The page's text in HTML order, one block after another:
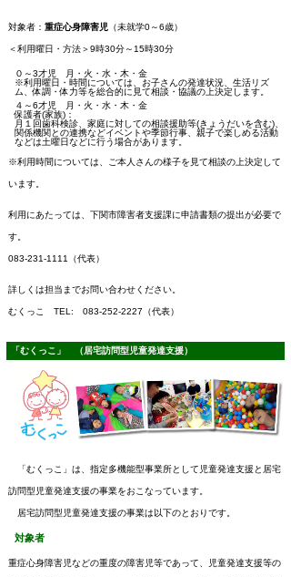
対象者：重症心身障害児 （未就学0～6歳）
＜利用曜日・方法＞9時30分～15時30分
０～3才児 月・火・水・木・金
※利用曜日・時間については、お子さんの発達状況、生活リズ
ム、体調・体力等を総合的に見て相談・協議の上決定します。
４～6才児 月・火・水・木・金
保護者(家族)：
月１回歯科検診、家庭に対しての相談援助等(きょうだいを含む)、
関係機関との連携などイベントや季節行事、親子で楽しめる活動
などは土曜日などに行う場合があります。
※利用時間については、ご本人さんの様子を見て相談の上決定して
います。
利用にあたっては、下関市障害者支援課に申請書類の提出が必要で
す。
083-231-1111（代表）
詳しくは担当までお問い合わせください。
むくっこ TEL: 083-252-2227（代表）
「むくっこ」 （居宅訪問型児童発達支援）
「むくっこ」は、指定多機能型事業所として児童発達支援と居宅
訪問型児童発達支援の事業をおこなっています。
居宅訪問型児童発達支援の事業は以下のとおりです。
対象者
重症心身障害児などの重度の障害児等であって、児童発達支援等の